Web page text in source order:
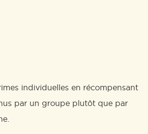
individuelles en récompensant
par un groupe plutôt que par